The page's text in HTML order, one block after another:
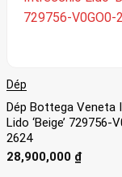
Dép
Dép Bottega Veneta
Lido ‘Beige’ 729756-
2624
28,900,000 ₫